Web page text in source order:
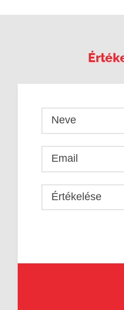
Neve
Email
Értékelése